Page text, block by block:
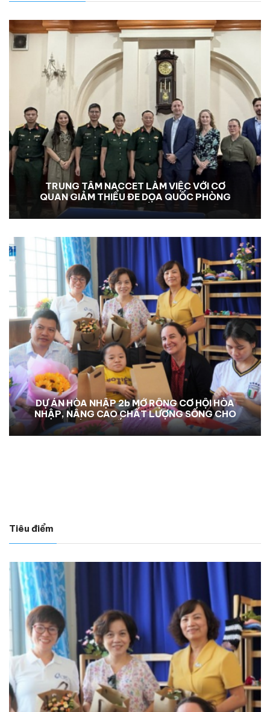
TRUNG TÂM NACCET LÀM VIỆC VỚI CƠ
QUAN GIẢM THIỂU ĐE DỌA QUỐC PHÒNG
HOA KỲ
DỰ ÁN HÒA NHẬP 2b MỞ RỘNG CƠ HỘI HÒA
NHẬP, NÂNG CAO CHẤT LƯỢNG SỐNG CHO
NGƯỜI KHUYẾT TẬT TẠI KON TUM
Tiêu điểm